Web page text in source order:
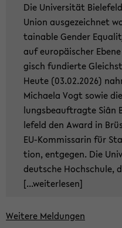
Die Uni­ver­si­tät
Union aus­ge­zeich­net
tain­able Gen­der
auf eu­ro­päi­scher
gisch fun­dier­te
Heute (03.02.2026)
Mi­chae­la Vogt sowie
lungs­be­auf­trag­te Siân
le­feld den Award in
EU-​Kommissarin für
ti­on, ent­ge­gen. Die
deut­sche Hoch­schu­le,
[...wei­ter­le­sen]
Wei­te­re Mel­dun­gen